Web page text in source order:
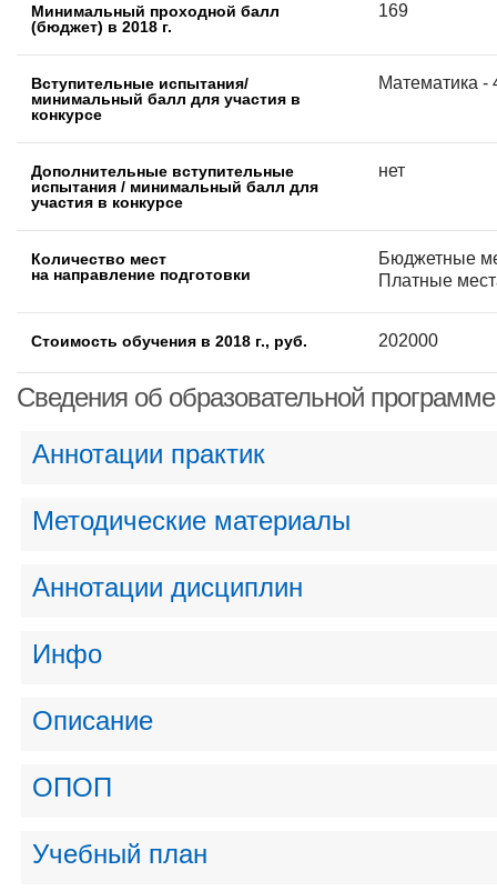
Минимальный проходной балл
(бюджет) в 2018 г.
169
Вступительные испытания/
минимальный балл для участия в
конкурсе
Математика -
Дополнительные вступительные
испытания / минимальный балл для
участия в конкурсе
нет
Количество мест
на направление подготовки
Бюджетные
Платные
Стоимость обучения в 2018 г., руб. 202000
Сведения об образовательной программе
Аннотации практик
Методические материалы
Аннотации дисциплин
Инфо
Описание
ОПОП
Учебный план